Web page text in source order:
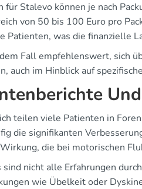
für Stalevo können je nach
von 50 bis 100 Euro pro
Patienten, was die finanzielle
Fall empfehlenswert, sich
auch im Hinblick auf
teilen viele Patienten in
die signifikanten
die bei motorischen
nicht alle Erfahrungen
wie Übelkeit oder